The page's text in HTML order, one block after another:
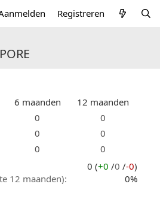
Registreren
6 maanden
12 maanden
0
0
0
0
0
0
0 (+0 /0 /-0)
12 maanden)
0%